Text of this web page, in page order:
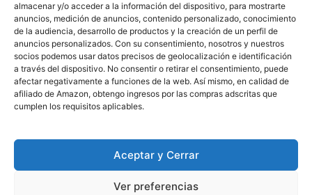
almacenar y/o acceder a la información del dispositivo, para mostrarte
anuncios, medición de anuncios, contenido personalizado, conocimiento
de la audiencia, desarrollo de productos y la creación de un perfil de
anuncios personalizados. Con su consentimiento, nosotros y nuestros
socios podemos usar datos precisos de geolocalización e identificación
a través del dispositivo. No consentir o retirar el consentimiento, puede
afectar negativamente a funciones de la web. Así mismo, en calidad de
afiliado de Amazon, obtengo ingresos por las compras adscritas que
cumplen los requisitos aplicables.
Aceptar y Cerrar
Ver preferencias
Utilizamos cookies propias y de terceros para
mejorar nuestros servicios y mostrarle
publicidad a través de Adsense, mediante el
análisis de sus hábitos de navegación.
Puede cambiar la configuración u obtener
más información aquí:
Política de cookies (UE)